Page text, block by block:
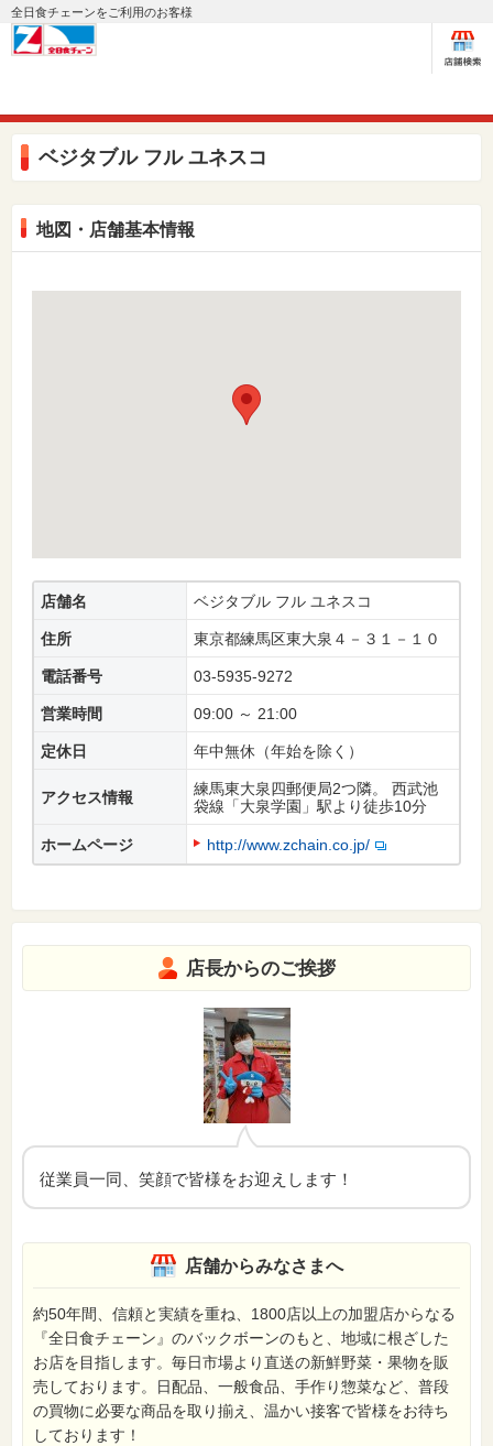
全日食チェーンをご利用のお客様
ベジタブル フル ユネスコ
地図・店舗基本情報
店舗名 ベジタブル フル ユネスコ
住所 東京都練馬区東大泉４－３１－１０
電話番号 03-5935-9272
営業時間 09:00 ～ 21:00
定休日 年中無休（年始を除く）
アクセス情報
練馬東大泉四郵便局2つ隣。 西武池
袋線「大泉学園」駅より徒歩10分
ホームページ http://www.zchain.co.jp/
店長からのご挨拶
従業員一同、笑顔で皆様をお迎えします！
店舗からみなさまへ
約50年間、信頼と実績を重ね、1800店以上の加盟店からなる
『全日食チェーン』のバックボーンのもと、地域に根ざした
お店を目指します。毎日市場より直送の新鮮野菜・果物を販
売しております。日配品、一般食品、手作り惣菜など、普段
の買物に必要な商品を取り揃え、温かい接客で皆様をお待ち
しております！